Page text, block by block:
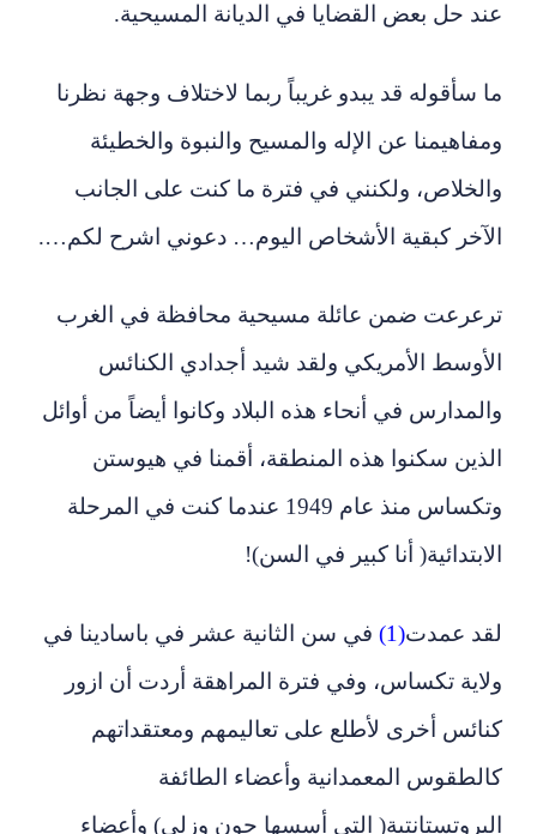
عند حل بعض القضايا في الديانة المسيحية.
ما سأقوله قد يبدو غريباً ربما لاختلاف وجهة نظرنا
ومفاهيمنا عن الإله والمسيح والنبوة والخطيئة
والخلاص، ولكنني في فترة ما كنت على الجانب
الآخر كبقية الأشخاص اليوم… دعوني اشرح لكم….
ترعرعت ضمن عائلة مسيحية محافظة في الغرب
الأوسط الأمريكي ولقد شيد أجدادي الكنائس
والمدارس في أنحاء هذه البلاد وكانوا أيضاً من أوائل
الذين سكنوا هذه المنطقة، أقمنا في هيوستن
وتكساس منذ عام 1949 عندما كنت في المرحلة
الابتدائية( أنا كبير في السن)!
لقد عمدت(1)
في سن الثانية عشر في باسادينا في
ولاية تكساس، وفي فترة المراهقة أردت أن ازور
كنائس أخرى لأطلع على تعاليمهم ومعتقداتهم
كالطقوس المعمدانية وأعضاء الطائفة
البروتستانتية( التي أسسها جون وزلي) وأعضاء